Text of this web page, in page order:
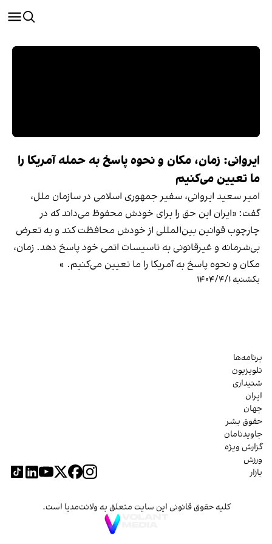
ایروانی: زمان، مکان و نحوه پاسخ به حمله آمریکا را
ما تعیین می‌کنیم
امیر سعید ایروانی، سفیر جمهوری اسلامی در سازمان ملل،
گفت: «ایران این حق را برای خودش محفوظ می‌داند که در
چارچوب قوانین بین‌المللی از خودش محافظت کند و به تعرض
بی‌شرمانه و غیرقانونی به تاسیسات اتمی خود پاسخ دهد. زمان،
مکان و نحوه پاسخ به آمریکا را ما تعیین می‌کنیم. »
یکشنبه ۱۴۰۴/۴/۱
برنامه‌ها
تلویزیون
شنیداری
ایران
جهان
حقوق بشر
جاویدنامان
گزارش ویژه
ورزش
بازار
کلیه حقوق قانونی این سایت متعلق به ولانت‌مدیا است.